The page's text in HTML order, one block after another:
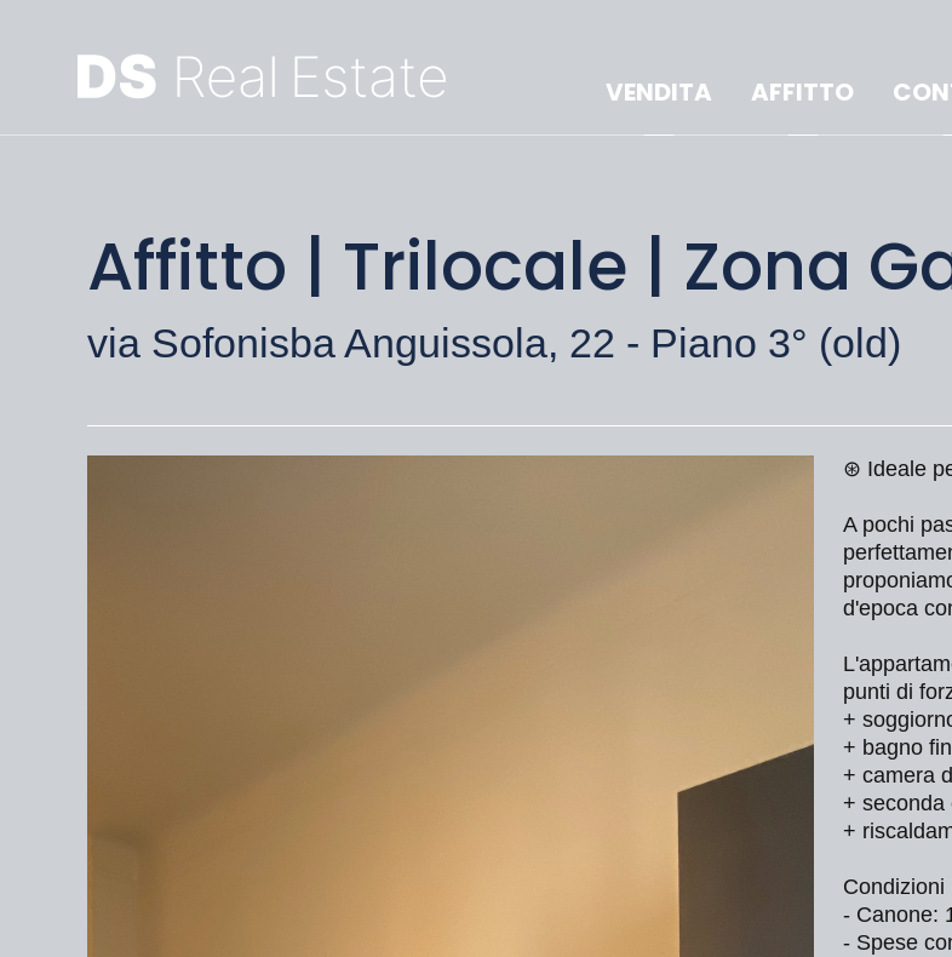
VENDITA AFFITTO
Affitto | Trilocale | Zona
via Sofonisba Anguissola, 22 - Piano 3° (old)
⊛ Ideale
A pochi
d'epoca
punti di
+
+ bagno
+ camera
+ seconda
+
Condizioni
- Canone:
- Spese